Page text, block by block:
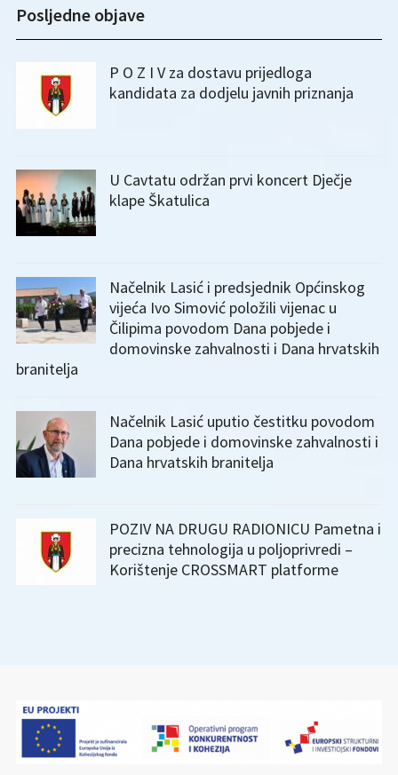
Posljedne objave
P O Z I V za dostavu prijedloga
kandidata za dodjelu javnih priznanja
U Cavtatu održan prvi koncert Dječje
klape Škatulica
Načelnik Lasić i predsjednik Općinskog
vijeća Ivo Simović položili vijenac u
Čilipima povodom Dana pobjede i
domovinske zahvalnosti i Dana hrvatskih
branitelja
Načelnik Lasić uputio čestitku povodom
Dana pobjede i domovinske zahvalnosti i
Dana hrvatskih branitelja
POZIV NA DRUGU RADIONICU Pametna i
precizna tehnologija u poljoprivredi –
Korištenje CROSSMART platforme